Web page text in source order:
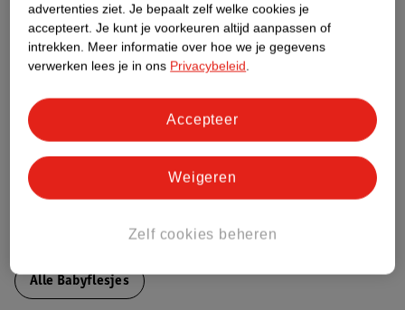
Nature Impact Score
Dit product heeft (nog) geen Nature
Meer informatie
Bestel & Bezorginformatie
Alle Babyflesjes
advertenties ziet. Je bepaalt zelf welke cookies je
accepteert. Je kunt je voorkeuren altijd aanpassen of
intrekken. Meer informatie over hoe we je gegevens
verwerken lees je in ons Privacybeleid.
Zelf cookies beheren
Weigeren
Accepteer